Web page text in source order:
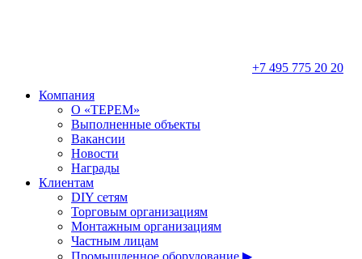
+7 495 775 20 20
Компания
О «ТЕРЕМ»
Выполненные объекты
Вакансии
Новости
Награды
Клиентам
DIY сетям
Торговым организациям
Монтажным организациям
Частным лицам
Промышленное оборудование ▶